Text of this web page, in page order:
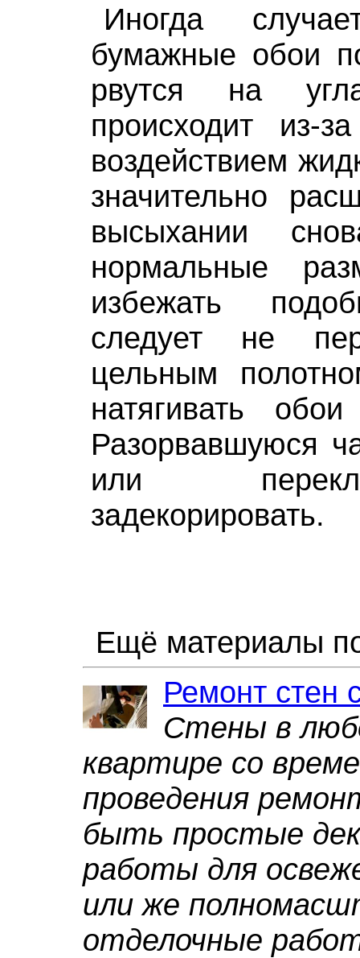
Иногда
бумажные обои
рвутся на
происходит из-
воздействием
значительно
высыхании
нормальные
избежать
следует не
цельным
натягивать
Разорвавшуюся
или
задекорировать.
Ещё материалы
Ремонт стен
Стены в
квартире со
проведения
быть простые
работы для
или же
отделочные